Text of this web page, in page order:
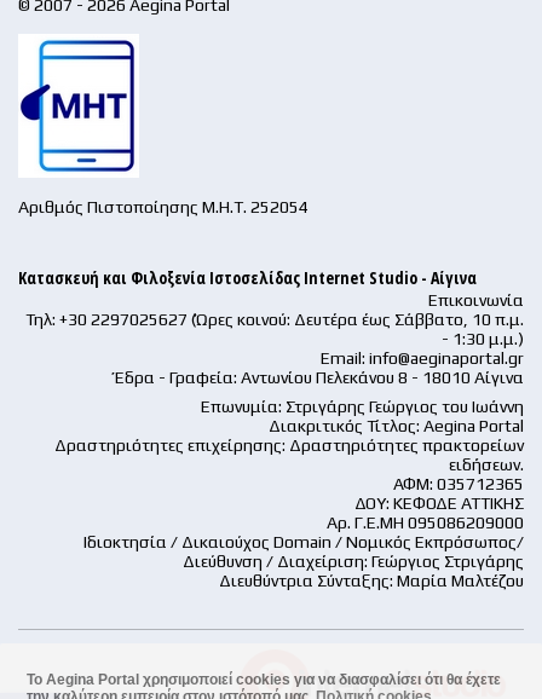
Το Aegina Portal χρησιμοποιεί cookies για να διασφαλίσει ότι θα έχετε
© 2007 - 2026 Aegina Portal
Αριθμός Πιστοποίησης Μ.Η.Τ. 252054
Κατασκευή και Φιλοξενία Ιστοσελίδας Internet Studio - Αίγινα
Επικοινωνία
Τηλ: +30 2297025627 (Ώρες κοινού: Δευτέρα έως Σάββατο, 10 π.μ.
- 1:30 μ.μ.)
Email: info@aeginaportal.gr
Έδρα - Γραφεία: Αντωνίου Πελεκάνου 8 - 18010 Αίγινα
Επωνυμία: Στριγάρης Γεώργιος του Ιωάννη
Διακριτικός Τίτλος: Aegina Portal
Δραστηριότητες επιχείρησης: Δραστηριότητες πρακτορείων
ειδήσεων.
ΑΦΜ: 035712365
ΔΟΥ: ΚΕΦΟΔΕ ΑΤΤΙΚΗΣ
Αρ. Γ.Ε.ΜΗ 095086209000
Ιδιοκτησία / Δικαιούχος Domain / Νομικός Εκπρόσωπος/
Διεύθυνση / Διαχείριση: Γεώργιος Στριγάρης
Διευθύντρια Σύνταξης: Μαρία Μαλτέζου